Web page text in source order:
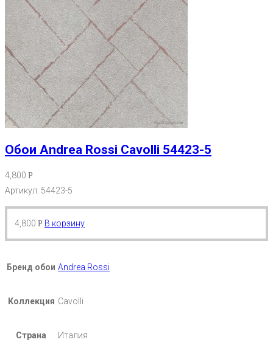
Обои Andrea Rossi Cavolli 54423-5
4,800 Р
Артикул: 54423-5
4,800 Р В корзину
Бренд обои Andrea Rossi
Коллекция Cavolli
Страна Италия